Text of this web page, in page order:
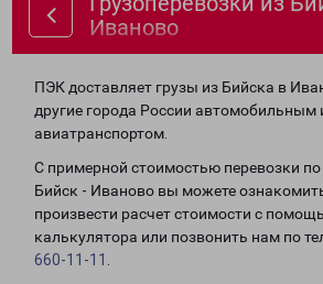
Иваново
ПЭК доставляет грузы из Бийска в
другие города России автомобильным
авиатранспортом.
С примерной стоимостью перевозки
Бийск - Иваново вы можете
произвести расчет стоимости с
калькулятора или позвонить нам по
660-11-11